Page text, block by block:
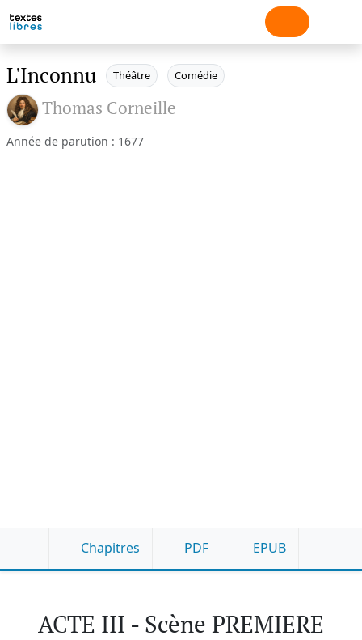
L'Inconnu Théâtre Comédie
Thomas Corneille
Année de parution : 1677
Chapitres PDF EPUB
ACTE III - Scène PREMIERE